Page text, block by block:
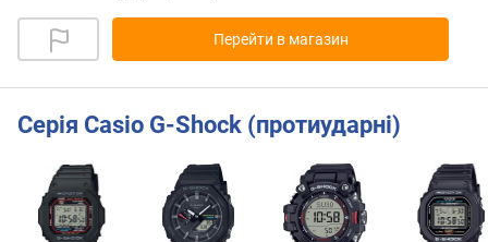
Перейти в магазин
Серія Casio G-Shock (протиударні)